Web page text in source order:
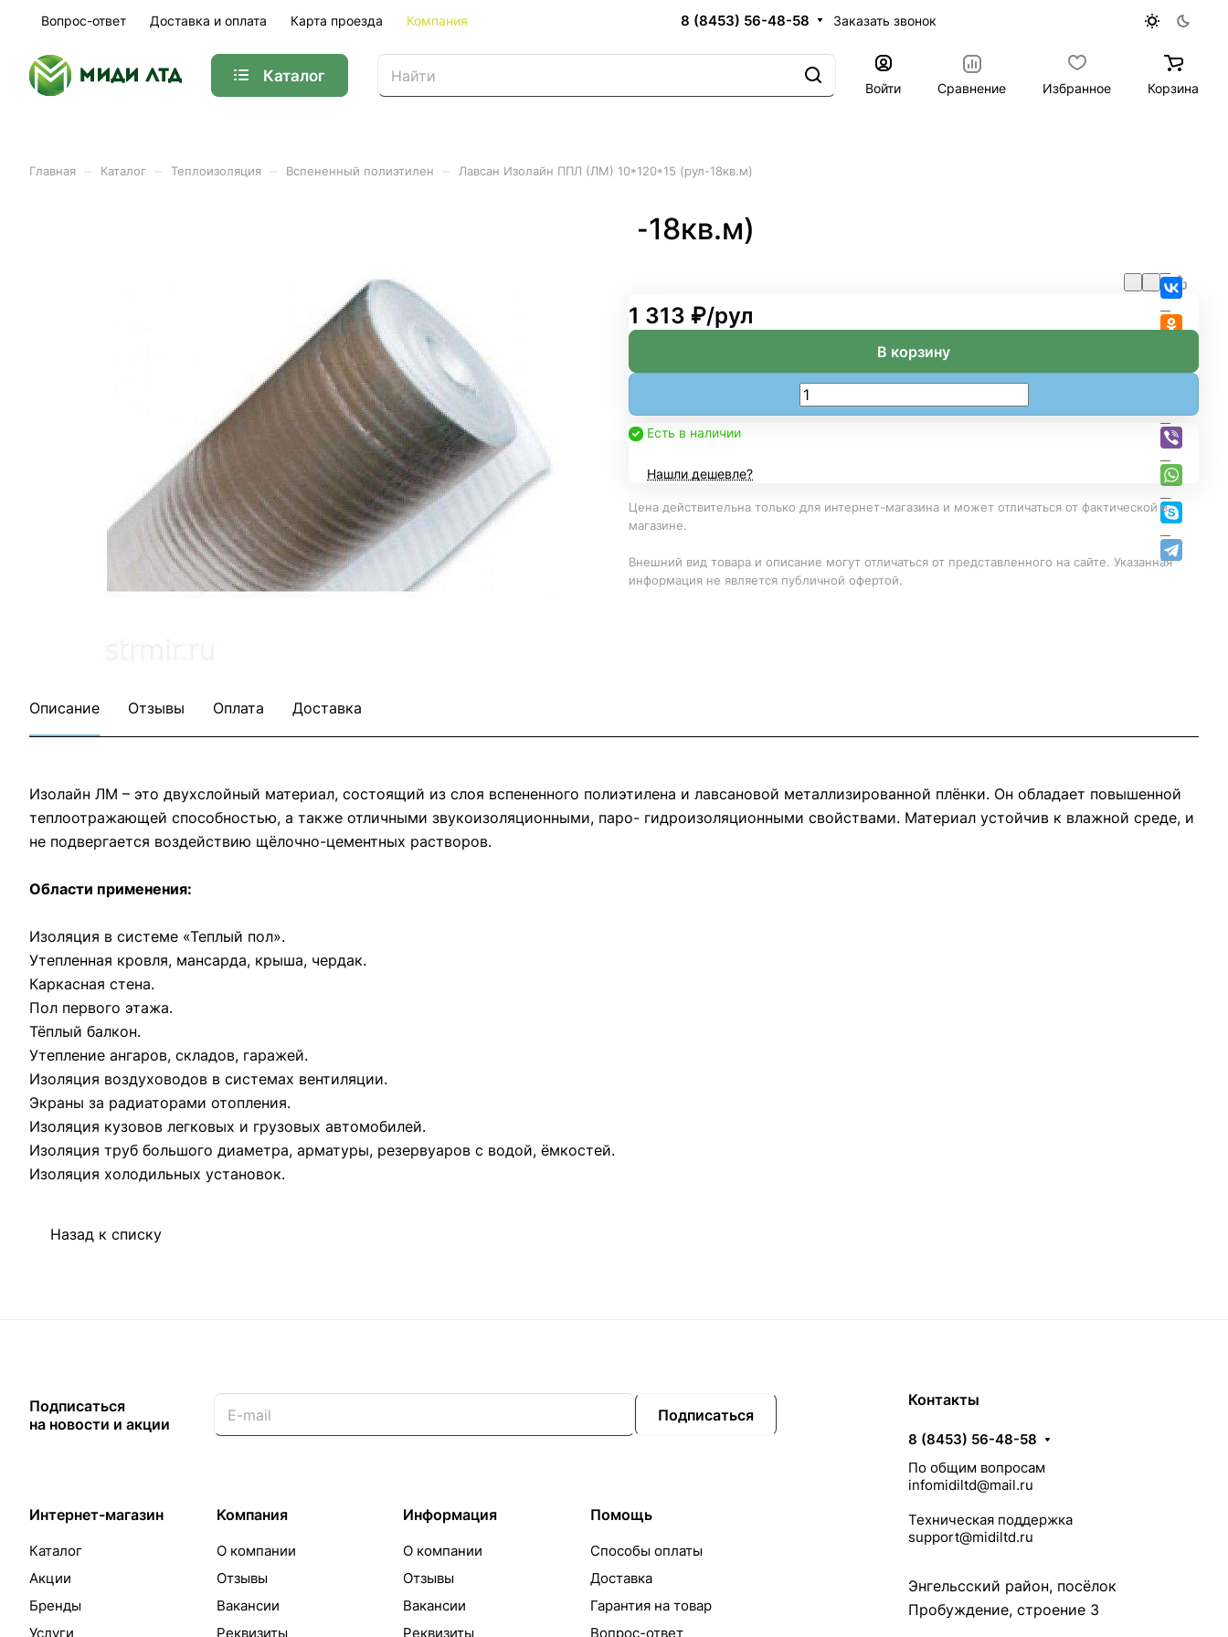
Вопрос-ответ Доставка и оплата Карта проезда Компания 8 (8453) 56-48-58 Заказать звонок
Каталог
Войти Сравнение Избранное Корзина
Главная Каталог Теплоизоляция Вспененный полиэтилен Лавсан Изолайн ППЛ (ЛМ) 10*120*15 (рул-18кв.м)
Лавсан Изолайн ППЛ (ЛМ) 10*120*15 (рул-18кв.м)
Все товары Изолайн Все товары категории
1 313 ₽/рул
В корзину
Есть в наличии
Нашли дешевле?
Цена действительна только для интернет-магазина и может отличаться от фактической в
магазине.
Внешний вид товара и описание могут отличаться от представленного на сайте. Указанная
информация не является публичной офертой.
Описание Отзывы Оплата Доставка
Изолайн ЛМ – это двухслойный материал, состоящий из слоя вспененного полиэтилена и лавсановой металлизированной плёнки. Он обладает повышенной
теплоотражающей способностью, а также отличными звукоизоляционными, паро- гидроизоляционными свойствами. Материал устойчив к влажной среде, и
не подвергается воздействию щёлочно-цементных растворов.
Области применения:
Изоляция в системе «Теплый пол».
Утепленная кровля, мансарда, крыша, чердак.
Каркасная стена.
Пол первого этажа.
Тёплый балкон.
Утепление ангаров, складов, гаражей.
Изоляция воздуховодов в системах вентиляции.
Экраны за радиаторами отопления.
Изоляция кузовов легковых и грузовых автомобилей.
Изоляция труб большого диаметра, арматуры, резервуаров с водой, ёмкостей.
Изоляция холодильных установок.
Назад к списку
Подписаться
на новости и акции
Подписаться
Интернет-магазин
Каталог
Акции
Бренды
Услуги
Компания
О компании
Отзывы
Вакансии
Реквизиты
Информация
О компании
Отзывы
Вакансии
Реквизиты
Помощь
Способы оплаты
Доставка
Гарантия на товар
Вопрос-ответ
Контакты
8 (8453) 56-48-58
По общим вопросам
infomidiltd@mail.ru
Техническая поддержка
support@midiltd.ru
Энгельсский район, посёлок
Пробуждение, строение 3